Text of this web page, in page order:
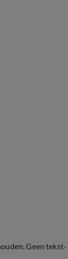
Geen tekst-